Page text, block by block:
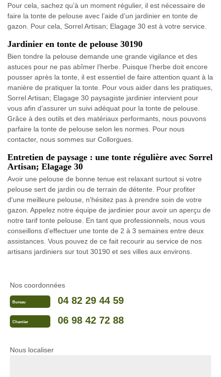
Pour cela, sachez qu’à un moment régulier, il est nécessaire de
faire la tonte de pelouse avec l’aide d’un jardinier en tonte de
gazon. Pour cela, Sorrel Artisan; Elagage 30 est à votre service.
Jardinier en tonte de pelouse 30190
Bien tondre la pelouse demande une grande vigilance et des
astuces pour ne pas abîmer l’herbe. Puisque l’herbe doit encore
pousser après la tonte, il est essentiel de faire attention quant à la
manière de pratiquer la tonte. Pour vous aider dans les pratiques,
Sorrel Artisan; Elagage 30 paysagiste jardinier intervient pour
vous afin d’assurer un suivi adéquat pour la tonte de pelouse.
Grâce à des outils et des matériaux performants, nous pouvons
parfaire la tonte de pelouse selon les normes. Pour nous
contacter, nous sommes sur Collorgues.
Entretien de paysage : une tonte régulière avec Sorrel
Artisan; Elagage 30
Avoir une pelouse de bonne tenue est relaxant surtout si votre
pelouse sert de jardin ou de terrain de détente. Pour profiter
d'une meilleure pelouse, n'hésitez pas à prendre soin de votre
gazon. Appelez notre équipe de jardinier pour avoir un aperçu de
notre tarif tonte pelouse. En tant que professionnels, nous vous
conseillons d’effectuer une tonte de 2 à 3 semaines entre deux
assistances. Vous pouvez de ce fait recourir au service de nos
artisans jardiniers sur tout 30190 et ses villes aux environs.
Nos coordonnées
Bureau 04 82 29 44 59
Chantier 06 98 42 72 88
Nous localiser